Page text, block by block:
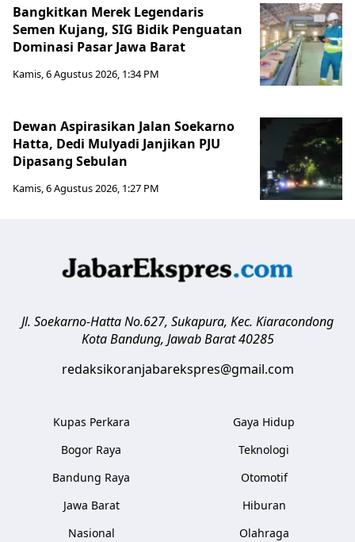
Bangkitkan Merek Legendaris
Semen Kujang, SIG Bidik Penguatan
Dominasi Pasar Jawa Barat
Kamis, 6 Agustus 2026, 1:34 PM
Dewan Aspirasikan Jalan Soekarno
Hatta, Dedi Mulyadi Janjikan PJU
Dipasang Sebulan
Kamis, 6 Agustus 2026, 1:27 PM
Jl. Soekarno-Hatta No.627, Sukapura, Kec. Kiaracondong
Kota Bandung, Jawab Barat 40285
redaksikoranjabarekspres@gmail.com
Kupas Perkara
Bogor Raya
Bandung Raya
Jawa Barat
Nasional
Gaya Hidup
Teknologi
Otomotif
Hiburan
Olahraga